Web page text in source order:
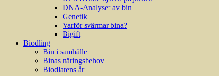
DNA-Analyser av bin
Genetik
Varför svärmar bina?
Bigift
Biodling
Bin i samhälle
Binas näringsbehov
Biodlarens år